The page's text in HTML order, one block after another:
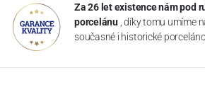
Za 26 let existence nám pod
porcelánu , díky tomu umíme
současné i historické